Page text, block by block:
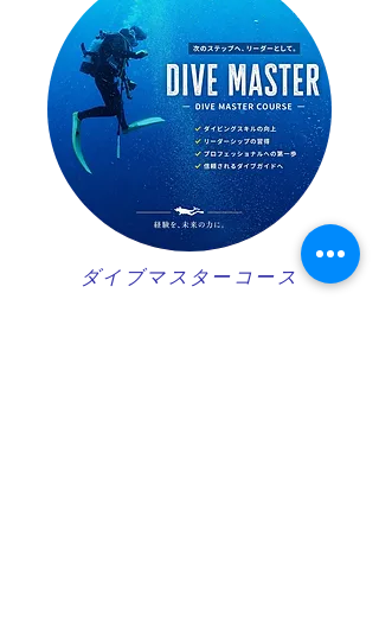
ダイブマスターコース